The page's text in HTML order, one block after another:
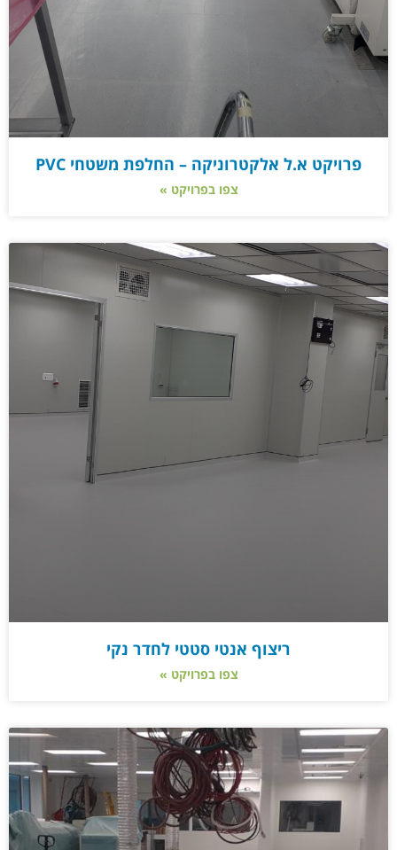
פרויקט א.ל אלקטרוניקה – החלפת משטחי PVC
צפו בפרויקט »
ריצוף אנטי סטטי לחדר נקי
צפו בפרויקט »